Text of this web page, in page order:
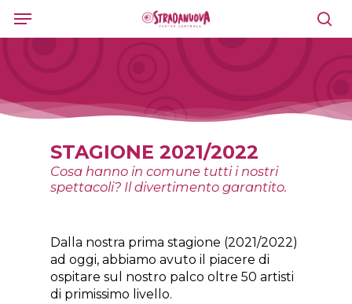
main
Menu
STAGIONE 2021/2022
Cosa hanno in comune tutti i nostri
spettacoli? Il divertimento garantito.
Dalla nostra prima stagione (2021/2022)
ad oggi, abbiamo avuto il piacere di
ospitare sul nostro palco oltre 50 artisti
di primissimo livello.